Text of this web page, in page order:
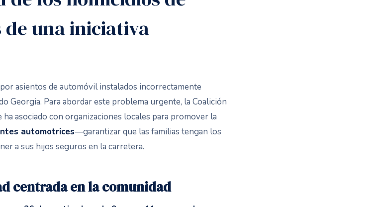
de una iniciativa
asientos de automóvil instalados incorrectamente
Georgia. Para abordar este problema urgente, la Coalición
asociado con organizaciones locales para promover la
automotrices—garantizar que las familias tengan los
a sus hijos seguros en la carretera.
centrada en la comunidad